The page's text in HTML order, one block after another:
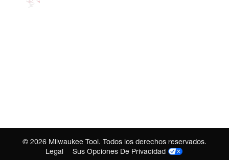
© 2026 Milwaukee Tool. Todos los derechos reservados.
Legal
Sus Opciones De Privacidad